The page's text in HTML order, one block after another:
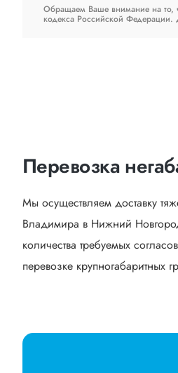
Обращаем Ваше внимание на то,
кодекса Российской Федерации.
Перевозка
Мы осуществляем доставку
Владимира в Нижний
количества требуемых
перевозке крупногабаритных